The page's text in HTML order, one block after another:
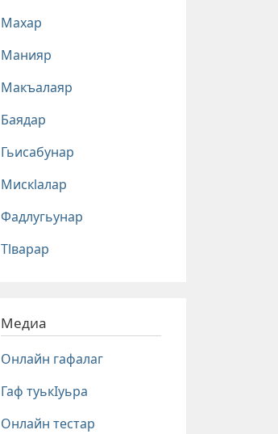
Махар
Манияр
Макъалаяр
Баядар
Гьисабунар
Мискlалар
Фадлугьунар
Тlварар
Медиа
Онлайн гафалаг
Гаф туькIуьра
Онлайн тестар